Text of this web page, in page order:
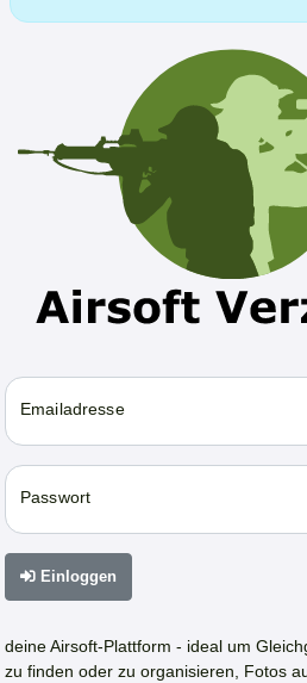
Emailadresse
Passwort
Einloggen
deine Airsoft-Plattform - ideal um
zu finden oder zu organisieren, Fotos